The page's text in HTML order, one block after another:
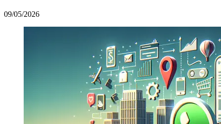
09/05/2026